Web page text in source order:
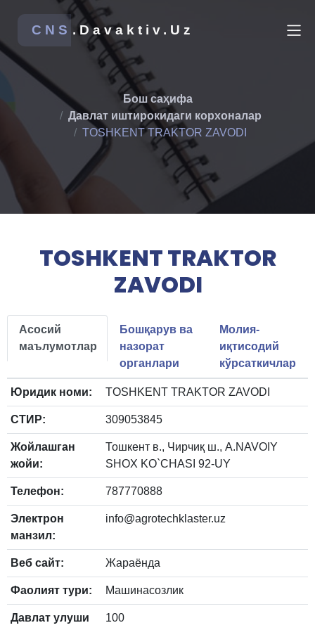
CNS .Davaktiv.Uz
Бош саҳифа
Давлат иштирокидаги корхоналар
TOSHKENT TRAKTOR ZAVODI
TOSHKENT TRAKTOR
ZAVODI
Асосий
маълумотлар
Бошқарув ва
назорат
органлари
Молия-
иқтисодий
кўрсаткичлар
Юридик номи: TOSHKENT TRAKTOR ZAVODI
СТИР: 309053845
Жойлашган
жойи:
Тошкент в., Чирчиқ ш., A.NAVOIY
SHOX KO`CHASI 92-UY
Телефон: 787770888
Электрон
манзил:
info@agrotechklaster.uz
Веб сайт: Жараёнда
Фаолият тури: Машинасозлик
Давлат улуши
100